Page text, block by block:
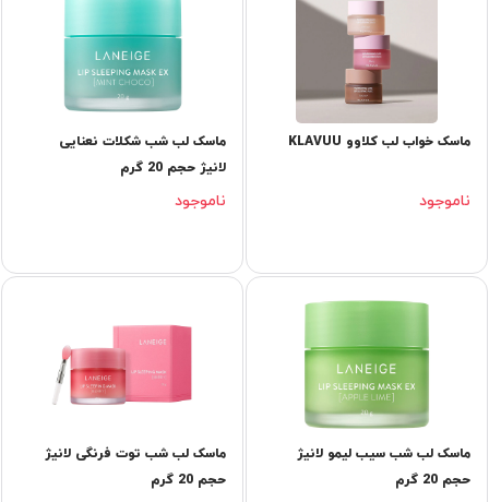
ماسک خواب لب کلاوو KLAVUU
ناموجود
ماسک لب شب شکلات نعنایی
لانیژ حجم 20 گرم
ناموجود
ماسک لب شب سیب لیمو لانیژ
حجم 20 گرم
ماسک لب شب توت فرنگی لانیژ
حجم 20 گرم